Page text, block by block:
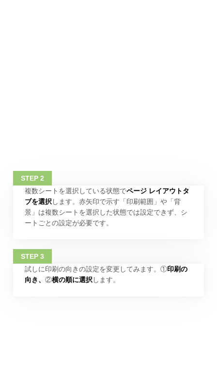
複数シートを選択している状態でページ レイアウトタ
ブを選択 します。赤矢印で示す「印刷範囲」や「背
景」は複数シートを選択した状態では設定できず、シ
ートごとの設定が必要です。
試しに印刷の向きの設定を変更してみます。①印刷の
向き、 ②横の順に選択 します。